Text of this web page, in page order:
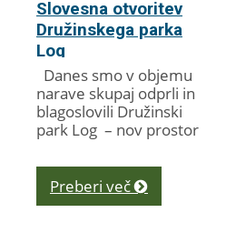
Slovesna otvoritev
Družinskega parka
Log
Danes smo v objemu
narave skupaj odprli in
blagoslovili Družinski
park Log – nov prostor
gibanje, ustvarjanje in
sprostitev, namenjen...
Preberi več